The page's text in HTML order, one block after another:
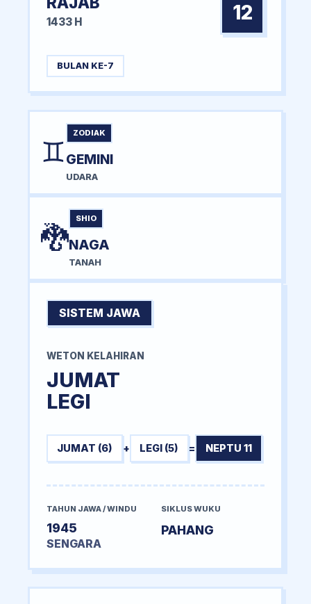
1433 H 12
BULAN KE-7
♊
ZODIAK
GEMINI
UDARA
🐉
SHIO
NAGA
TANAH
SISTEM JAWA
WETON KELAHIRAN
JUMAT
LEGI
JUMAT (6) + LEGI (5) = NEPTU 11
TAHUN JAWA / WINDU
1945
SENGARA
SIKLUS WUKU
PAHANG